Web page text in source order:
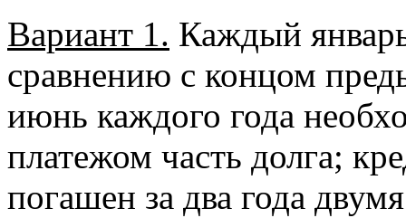
Вариант 1. Каждый
сравнению с концом
июнь каждого года
платежом часть долга;
погашен за два года